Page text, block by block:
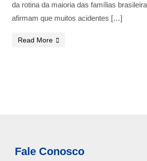
da rotina da maioria das famílias
afirmam que muitos acidentes […]
Read More
Fale Conosco